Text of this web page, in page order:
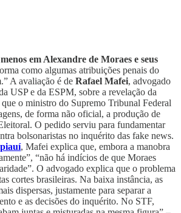
em Alexandre de Moraes e seus
como algumas atribuições penais do
A avaliação é de Rafael Mafei, advogado
USP e da ESPM, sobre a revelação da
o ministro do Supremo Tribunal Federal
de forma não oficial, a produção de
O pedido serviu para fundamentar
bolsonaristas no inquérito das fake news.
, Mafei explica que, embora a manobra
“não há indícios de que Moraes
O advogado explica que o problema
cortes brasileiras. Na baixa instância, as
dispersas, justamente para separar a
e as decisões do inquérito. No STF,